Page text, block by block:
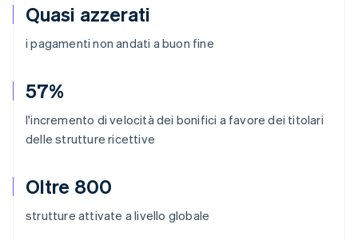
Quasi azzerati
i pagamenti non andati a buon fine
57%
l'incremento di velocità dei bonifici a favore dei titolari
delle strutture ricettive
Oltre 800
strutture attivate a livello globale